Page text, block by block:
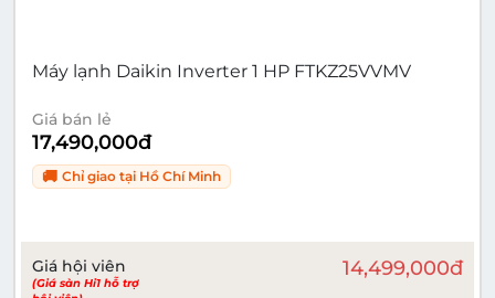
Máy lạnh Daikin Inverter 1 HP FTKZ25VVMV
Giá bán lẻ
17,490,000đ
🚚 Chỉ giao tại Hồ Chí Minh
Giá hội viên
(Giá sàn Hi1 hỗ trợ
14,499,000đ